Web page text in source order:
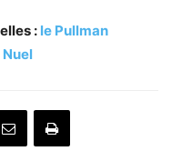
: le Pullman